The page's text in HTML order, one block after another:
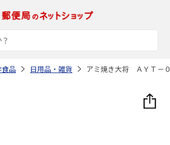
食品 日用品・雑貨 アミ焼き大将 ＡＹＴ－